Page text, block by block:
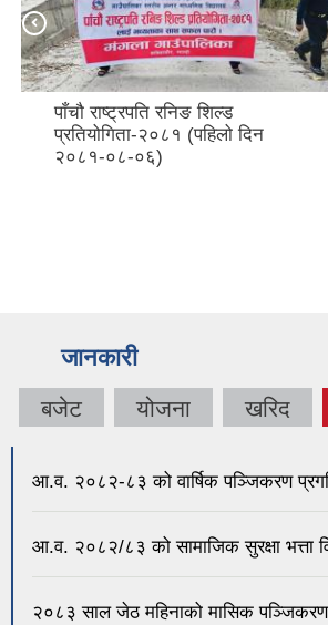
पाँचौ राष्ट्रपति रनिङ शिल्ड
प्रतियोगिता-२०८१ (पहिलो दिन
२०८१-०८-०६)
जानकारी
बजेट योजना खरिद
आ.व. २०८२-८३ को वार्षिक पञ्जिकरण
आ.व. २०८२/८३ को सामाजिक सुरक्षा भत्ता
२०८३ साल जेठ महिनाको मासिक पञ्जिकरण